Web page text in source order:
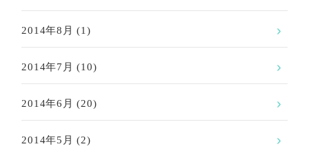
2014年8月 (1)
2014年7月 (10)
2014年6月 (20)
2014年5月 (2)